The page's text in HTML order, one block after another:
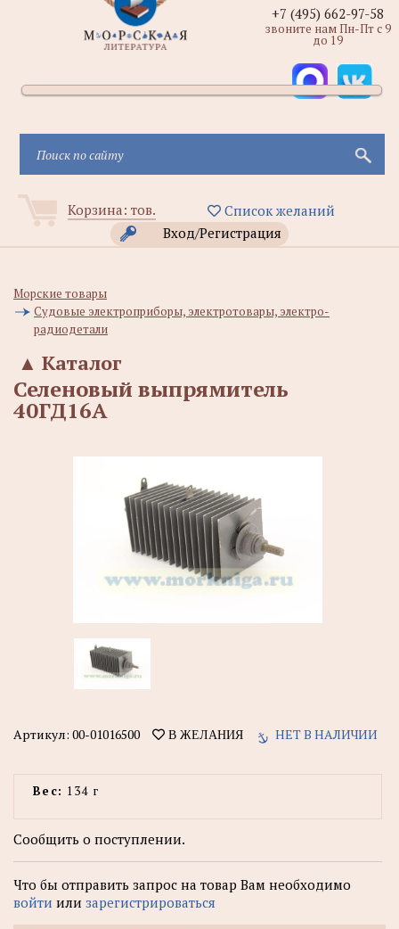
Корзина: тов.
Список желаний
Вход/Регистрация
+7 (495) 662-97-58
звоните нам Пн-Пт с 9
до 19
Морские товары
Судовые электроприборы, электротовары, электро-
радиодетали
Каталог
▲
Селеновый выпрямитель
40ГД16А
Артикул: 00-01016500 В ЖЕЛАНИЯ НЕТ В НАЛИЧИИ
Вес: 134 г
Сообщить о поступлении.
Что бы отправить запрос на товар Вам необходимо
войти или зарегистрироваться